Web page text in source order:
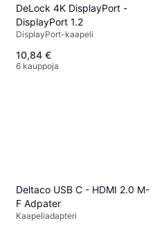
DeLock 4K DisplayPort -
DisplayPort 1.2
DisplayPort-kaapeli
10,84 €
6 kauppoja
Deltaco USB C - HDMI 2.0 M-
F Adpater
Kaapeliadapteri